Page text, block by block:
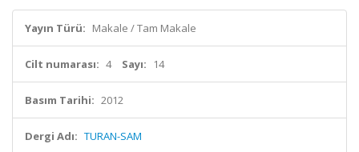
Yayın Türü: Makale / Tam Makale
Cilt numarası: 4 Sayı: 14
Basım Tarihi: 2012
Dergi Adı: TURAN-SAM